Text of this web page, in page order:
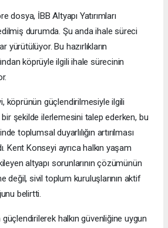
dosya, İBB Altyapı Yatırımları
durumda. Şu anda ihale süreci
yürütülüyor. Bu hazırlıkların
köprüyle ilgili ihale sürecinin
köprünün güçlendirilmesiyle ilgili
şekilde ilerlemesini talep ederken, bu
toplumsal duyarlılığın artırılması
Kent Konseyi ayrıca halkın yaşam
altyapı sorunlarının çözümünün
değil, sivil toplum kuruluşlarının aktif
belirtti.
güçlendirilerek halkın güvenliğine uygun